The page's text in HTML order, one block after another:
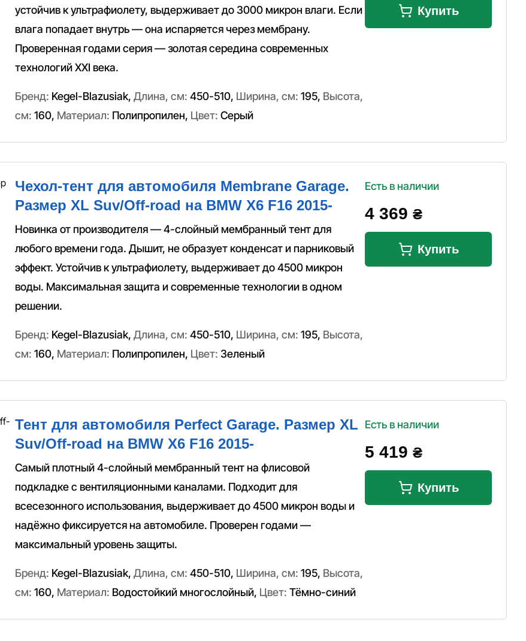
устойчив к ультрафиолету, выдерживает до 3000 микрон влаги. Если
влага попадает внутрь — она испаряется через мембрану.
Проверенная годами серия — золотая середина современных
технологий XXI века.
Бренд: Kegel-Blazusiak, Длина, см: 450-510, Ширина, см: 195, Высота,
см: 160, Материал: Полипропилен, Цвет: Серый
Купить
Чехол-тент для автомобиля Membrane Garage.
Размер XL Suv/Off-road на BMW X6 F16 2015-
Новинка от производителя — 4-слойный мембранный тент для
любого времени года. Дышит, не образует конденсат и парниковый
эффект. Устойчив к ультрафиолету, выдерживает до 4500 микрон
воды. Максимальная защита и современные технологии в одном
решении.
Бренд: Kegel-Blazusiak, Длина, см: 450-510, Ширина, см: 195, Высота,
см: 160, Материал: Полипропилен, Цвет: Зеленый
Есть в наличии
4 369 ₴
Купить
Тент для автомобиля Perfect Garage. Размер XL
Suv/Off-road на BMW X6 F16 2015-
Самый плотный 4-слойный мембранный тент на флисовой
подкладке с вентиляционными каналами. Подходит для
всесезонного использования, выдерживает до 4500 микрон воды и
надёжно фиксируется на автомобиле. Проверен годами —
максимальный уровень защиты.
Бренд: Kegel-Blazusiak, Длина, см: 450-510, Ширина, см: 195, Высота,
см: 160, Материал: Водостойкий многослойный, Цвет: Тёмно-синий
Есть в наличии
5 419 ₴
Купить